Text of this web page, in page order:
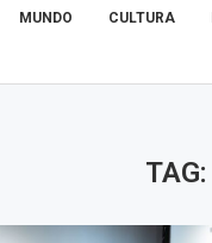
MUNDO CULTURA
TAG: